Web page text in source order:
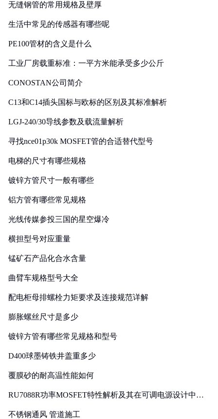
无缝钢管的常用规格及壁厚
生活中常见的传感器有哪些呢
PE100管材的含义是什么
工业厂房载重标准：一平方米能承受多少公斤
CONOSTAN公司简介
C13和C14插头国标与欧标的区别及其标准解析
LGJ-240/30导线参数及载流量解析
寻找nce01p30k MOSFET管的合适替代型号
电梯的尺寸有哪些规格
镀锌方管尺寸一般有哪些
铝方管有哪些常见规格
光线传媒参投三国的星空爆冷
横担型号对应重量
锰矿石产品化合水含量
曲臂车规格型号大全
配电柜母排螺栓力矩要求及连接规范详解
膨胀螺丝尺寸是多少
镀锌方管有哪些常见规格和型号
D400球墨铸铁井盖重多少
覆膜砂的耐高温性能如何
RU7088R功率MOSFET特性解析及其在可调电源设计中的
不锈钢通风 管道施工